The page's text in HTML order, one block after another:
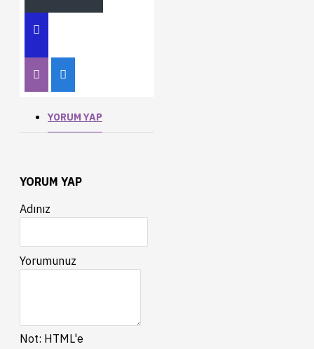
YORUM YAP
YORUM YAP
Adınız
Yorumunuz
Not: HTML'e